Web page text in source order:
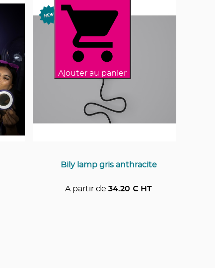
Ajouter au panier
Bily lamp gris anthracite
A partir de 34.20 € HT